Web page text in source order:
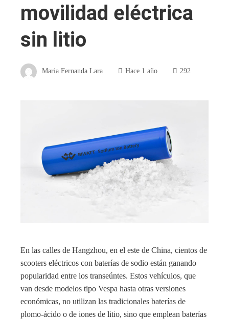
movilidad eléctrica
sin litio
Maria Fernanda Lara Hace 1 año 292
En las calles de Hangzhou, en el este de China, cientos de
scooters eléctricos con baterías de sodio están ganando
popularidad entre los transeúntes. Estos vehículos, que
van desde modelos tipo Vespa hasta otras versiones
económicas, no utilizan las tradicionales baterías de
plomo-ácido o de iones de litio, sino que emplean baterías